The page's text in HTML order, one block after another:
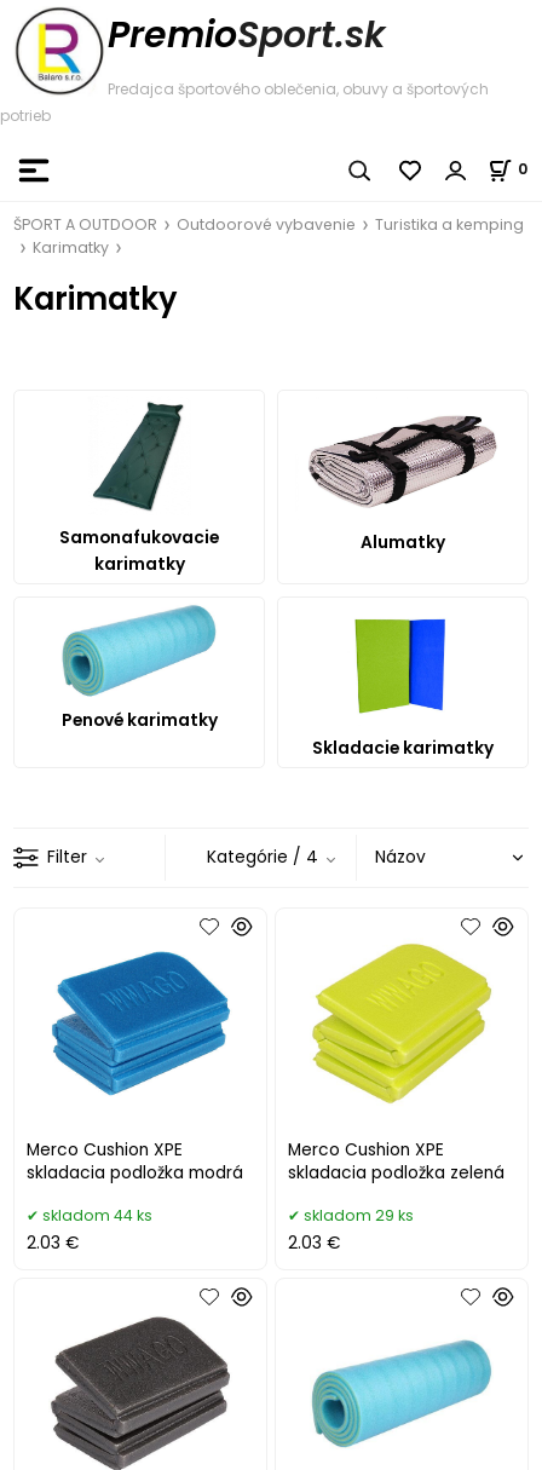
PremioSport.sk
Predajca športového oblečenia, obuvy a športových
potrieb
0
ŠPORT A OUTDOOR Outdoorové vybavenie
Turistika a kemping
Karimatky
Karimatky
Samonafukovacie
karimatky
Alumatky
Penové karimatky
Skladacie karimatky
Filter Kategórie / 4
Merco Cushion XPE
skladacia podložka modrá
skladom 44 ks
2.03 €
Merco Cushion XPE
skladacia podložka zelená
skladom 29 ks
2.03 €